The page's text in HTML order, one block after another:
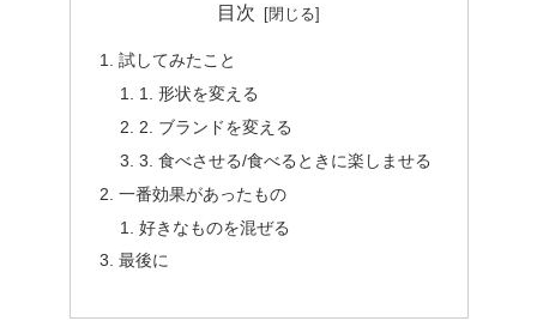
目次
試してみたこと
1. 形状を変える
2. ブランドを変える
3. 食べさせる/食べるときに楽しませる
一番効果があったもの
好きなものを混ぜる
最後に